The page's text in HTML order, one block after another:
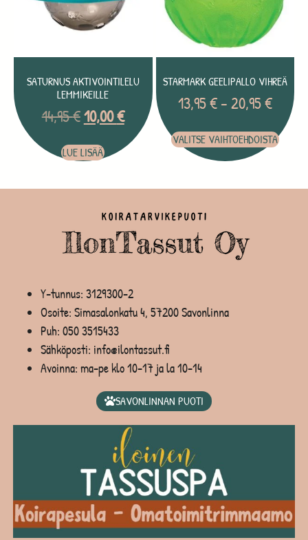
SATURNUS AKTIVOINTILELU
LEMMIKEILLE
14,95€10,00€
LUE LISÄÄ
STARMARK GEELIPALLO VIHREÄ
13,95€ –20,95€
VALITSE VAIHTOEHDOISTA
Y-tunnus: 3129300-2
Osoite: Simasalonkatu 4, 57200 Savonlinna
Puh: 050 3515433
Sähköposti: info@ilontassut.fi
Avoinna: ma-pe klo 10-17 ja la 10-14
SAVONLINNAN PUOTI